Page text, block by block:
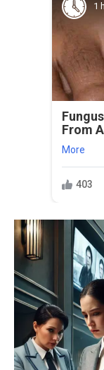
1
From
More
403